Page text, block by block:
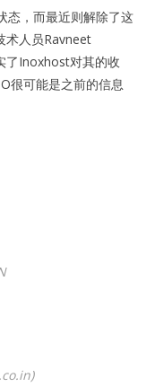
态，而最近则解除了这
术人员Ravneet
了Inoxhost对其的收
很可能是之前的信息